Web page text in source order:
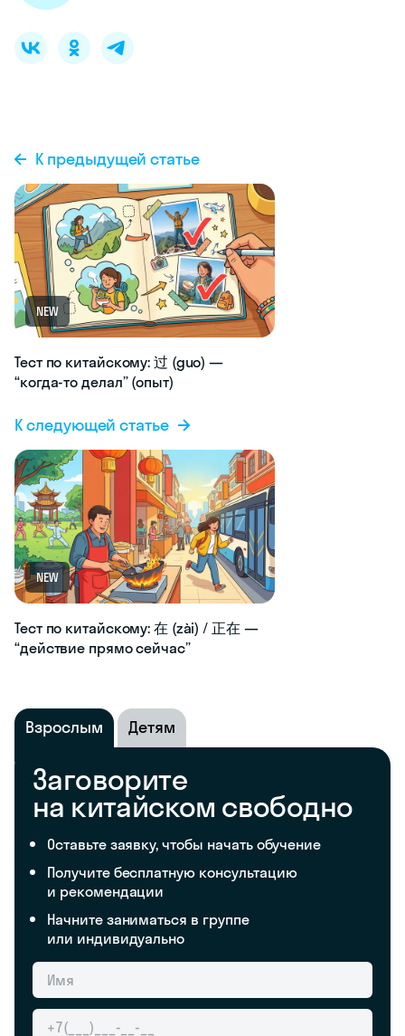
К предыдущей статье
NEW
Тест по китайскому: 过 (guo) —
“когда-то делал” (опыт)
К следующей статье
NEW
Тест по китайскому: 在 (zài) / 正在 —
“действие прямо сейчас”
Взрослым Детям
Заговорите
на китайском свободно
Оставьте заявку, чтобы начать обучение
Получите бесплатную консультацию
и рекомендации
Начните заниматься в группе
или индивидуально